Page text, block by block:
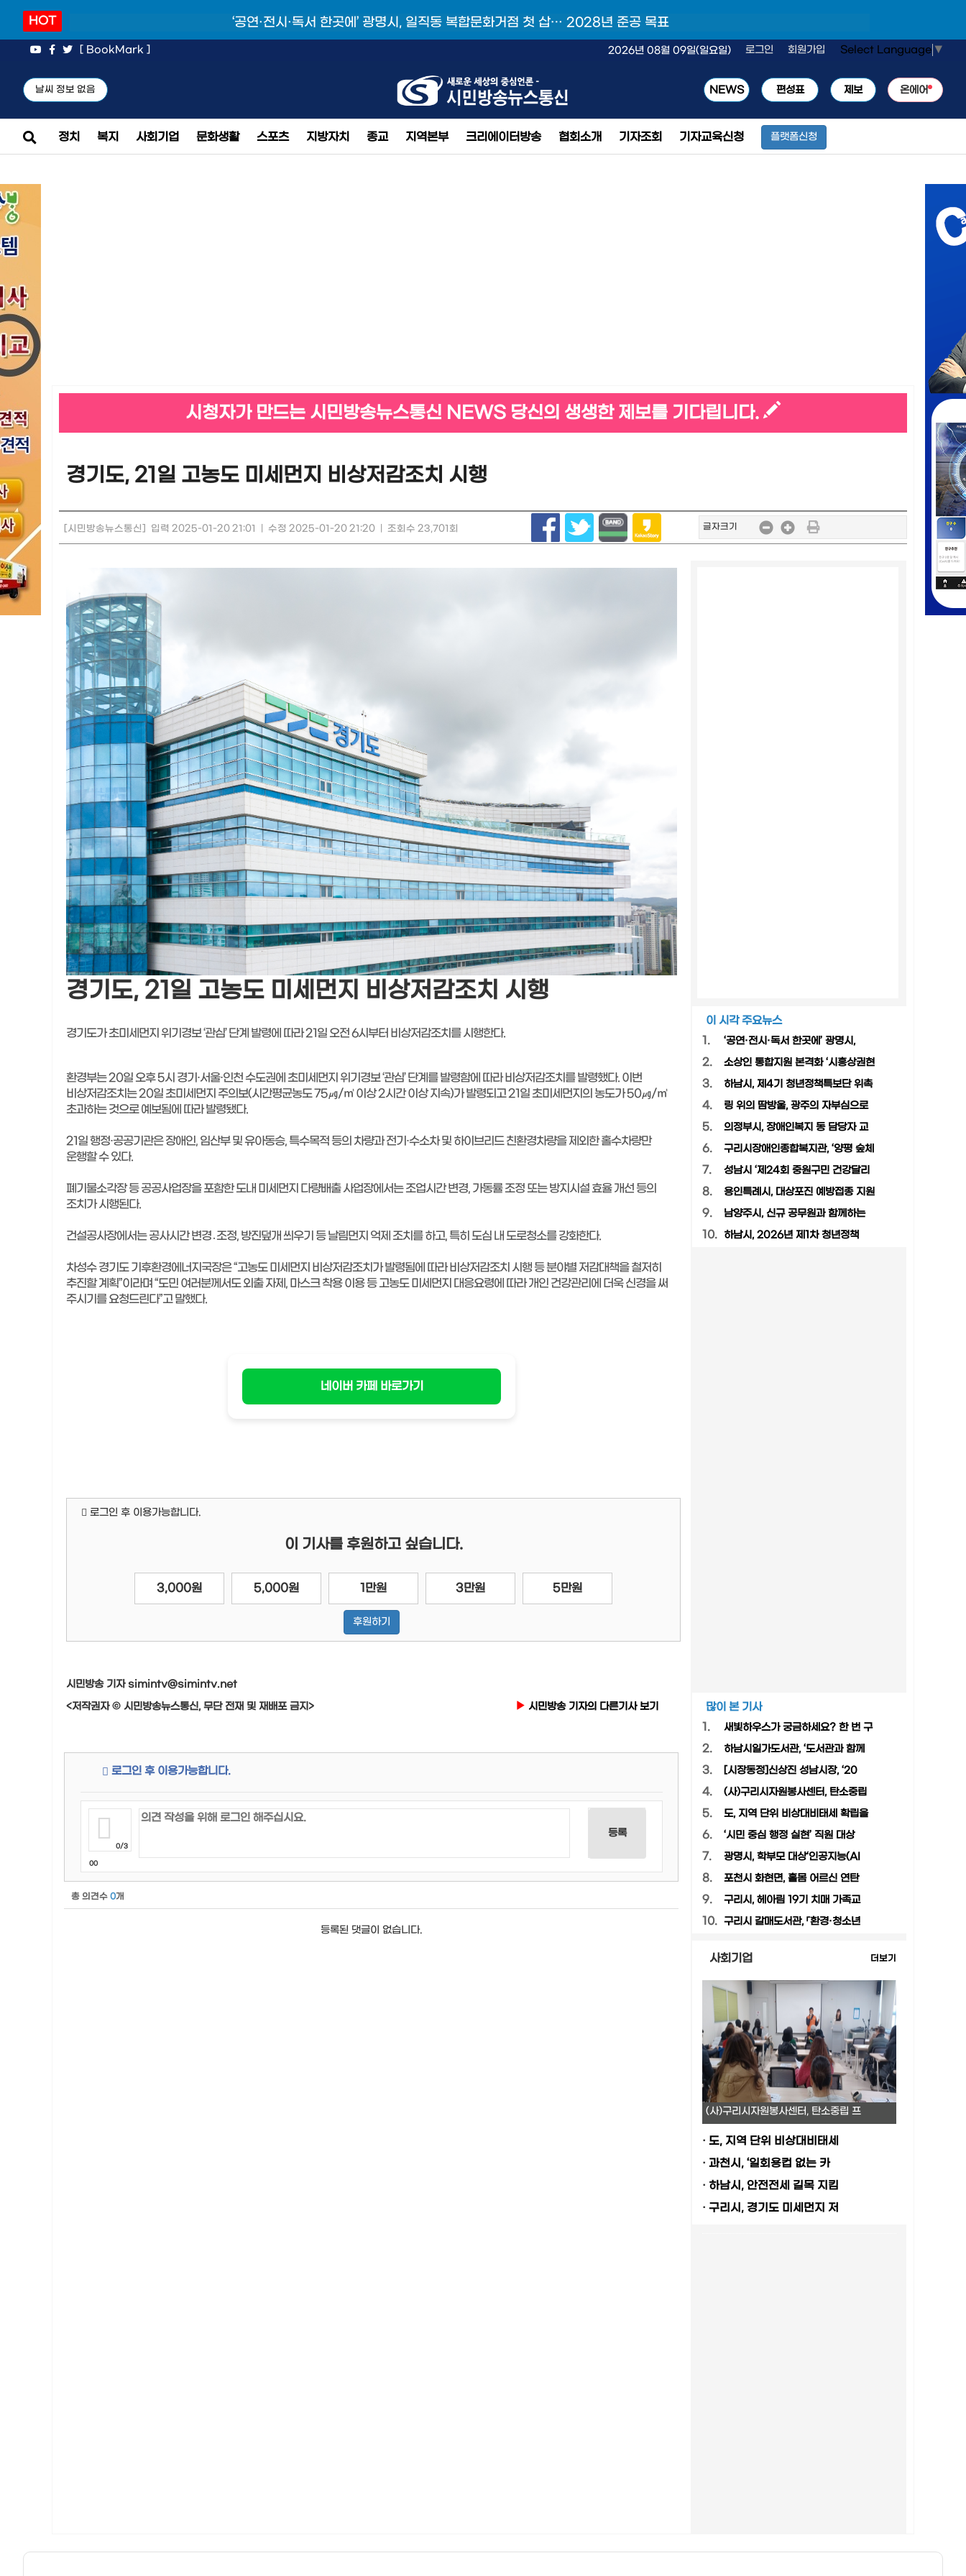
HOT ‘공연·전시·독서 한곳에’ 광명시, 일직동 복합문화거점 첫 삽… 2028년 준공 목표
[ BookMark ] 2026년 08월 09일(일요일) 로그인 회원가입 Select Language ▼
날씨 정보 없음 NEWS 편성표 제보 온에어
정치 복지 사회기업 문화생활 스포츠 지방자치 종교 지역본부 크리에이터방송 협회소개 기자조회 기자교육신청 플랫폼신청
시청자가 만드는 시민방송뉴스통신 NEWS 당신의 생생한 제보를 기다립니다.
경기도, 21일 고농도 미세먼지 비상저감조치 시행
[시민방송뉴스통신] 입력 2025-01-20 21:01 수정 2025-01-20 21:20 조회수 23,701회 글자크기
경기도, 21일 고농도 미세먼지 비상저감조치 시행
경기도가 초미세먼지 위기경보 ‘관심’ 단계 발령에 따라 21일 오전 6시부터 비상저감조치를 시행한다.
환경부는 20일 오후 5시 경기·서울·인천 수도권에 초미세먼지 위기경보 ‘관심’ 단계를 발령함에 따라 비상저감조치를 발령했다. 이번
비상저감조치는 20일 초미세먼지 주의보(시간평균농도 75㎍/㎥ 이상 2시간 이상 지속)가 발령되고 21일 초미세먼지의 농도가 50㎍/㎥
초과하는 것으로 예보됨에 따라 발령됐다.
21일 행정·공공기관은 장애인, 임산부 및 유아동승, 특수목적 등의 차량과 전기·수소차 및 하이브리드 친환경차량을 제외한 홀수차량만
운행할 수 있다.
폐기물소각장 등 공공사업장을 포함한 도내 미세먼지 다량배출 사업장에서는 조업시간 변경, 가동률 조정 또는 방지시설 효율 개선 등의
조치가 시행된다.
건설공사장에서는 공사시간 변경․조정, 방진덮개 씌우기 등 날림먼지 억제 조치를 하고, 특히 도심 내 도로청소를 강화한다.
차성수 경기도 기후환경에너지국장은 “고농도 미세먼지 비상저감조치가 발령됨에 따라 비상저감조치 시행 등 분야별 저감대책을 철저히
추진할 계획”이라며 “도민 여러분께서도 외출 자제, 마스크 착용 이용 등 고농도 미세먼지 대응요령에 따라 개인 건강관리에 더욱 신경을 써
주시기를 요청드린다”고 말했다.
네이버 카페 바로가기
로그인 후 이용가능합니다.
이 기사를 후원하고 싶습니다.
3,000원 5,000원 1만원 3만원 5만원
후원하기
시민방송 기자 simintv@simintv.net
<저작권자 © 시민방송뉴스통신, 무단 전재 및 재배포 금지>
시민방송 기자의 다른기사 보기
로그인 후 이용가능합니다.
0/3
00
등록
총 의견수 0개
등록된 댓글이 없습니다.
이 시각 주요뉴스
1.
‘공연·전시·독서 한곳에’ 광명시,
2. 소상인 통합지원 본격화 ‘시흥상권현
3. 하남시, 제4기 청년정책특보단 위촉
4. 링 위의 땀방울, 광주의 자부심으로
5. 의정부시, 장애인복지 동 담당자 교
6. 구리시장애인종합복지관, ‘양평 숲체
7. 성남시 ‘제24회 중원구민 건강달리
8. 용인특례시, 대상포진 예방접종 지원
9. 남양주시, 신규 공무원과 함께하는
10. 하남시, 2026년 제1차 청년정책
많이 본 기사
1.
새빛하우스가 궁금하세요? 한 번 구
2. 하남시일가도서관, ‘도서관과 함께
3. [시장동정]신상진 성남시장, ‘20
4. (사)구리시자원봉사센터, 탄소중립
5. 도, 지역 단위 비상대비태세 확립을
6. ‘시민 중심 행정 실현’ 직원 대상
7. 광명시, 학부모 대상‘인공지능(AI
8. 포천시 화현면, 홀몸 어르신 연탄
9. 구리시, 헤아림 19기 치매 가족교
10. 구리시 갈매도서관, 「환경·청소년
사회기업 더보기
(사)구리시자원봉사센터, 탄소중립 프
· 도, 지역 단위 비상대비태세
· 과천시, ‘일회용컵 없는 카
· 하남시, 안전전세 길목 지킴
· 구리시, 경기도 미세먼지 저